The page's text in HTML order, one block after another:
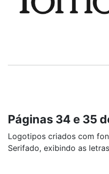
Páginas 34 e 35
Logotipos criados com
Serifado, exibindo as